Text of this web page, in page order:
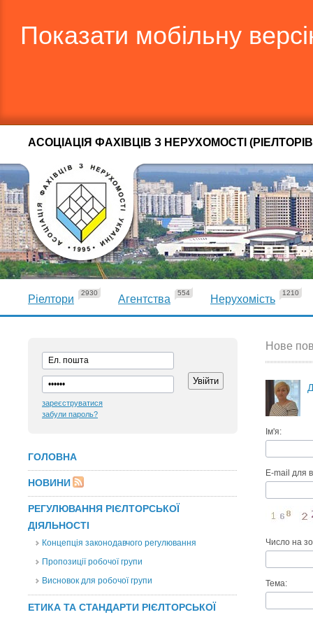
Показати мобільну
АСОЦІАЦІЯ ФАХІВЦІВ З НЕРУХОМОСТІ
Ріелтори
2930
Агентства
554
Нерухомість
1210
зареєструватися
забули пароль?
ГОЛОВНА
НОВИНИ
РЕГУЛЮВАННЯ РІЄЛТОРСЬКОЇ
ДІЯЛЬНОСТІ
Концепція законодавчого регулювання
Пропозиції робочої групи
Висновок для робочої групи
ЕТИКА ТА СТАНДАРТИ РІЄЛТОРСЬКОЇ
Нове
Ім'я:
E-mail для
Число на
Тема: